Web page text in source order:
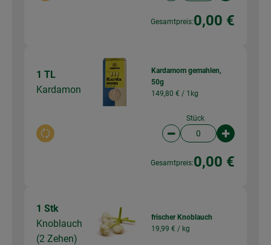
Gesamtpreis:0,00 €
1 TL
Kardamon
Auswahl ändern
Kardamom gemahlen,
50g
149,80 € / 1kg
Stück
Artikelanzahl
Gesamtpreis:0,00 €
1 Stk
Knoblauch
(2 Zehen)
frischer Knoblauch
19,99 € / kg